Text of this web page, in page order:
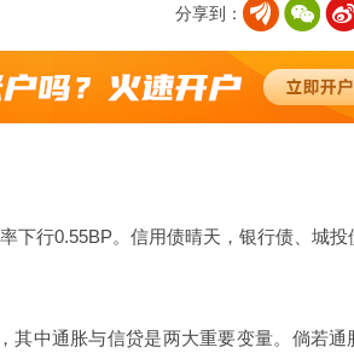
分享到：
下行0.55BP。信用债晴天，银行债、城投
其中通胀与信贷是两大重要变量。倘若通